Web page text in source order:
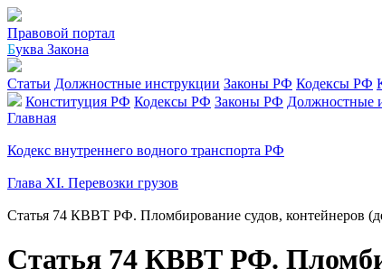
Правовой портал
Буква Закона
Статьи Должностные инструкции Законы РФ Кодексы РФ
Конституция РФ Кодексы РФ Законы РФ Должностные
Главная
Кодекс внутреннего водного транспорта РФ
Глава XI. Перевозки грузов
Статья 74 КВВТ РФ. Пломбирование судов, контейнеров
Статья 74 КВВТ РФ.